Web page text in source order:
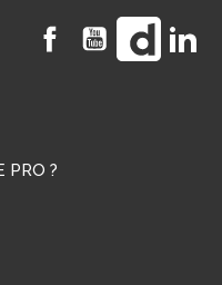
FacebookYouTubeVimeo
PRO ?